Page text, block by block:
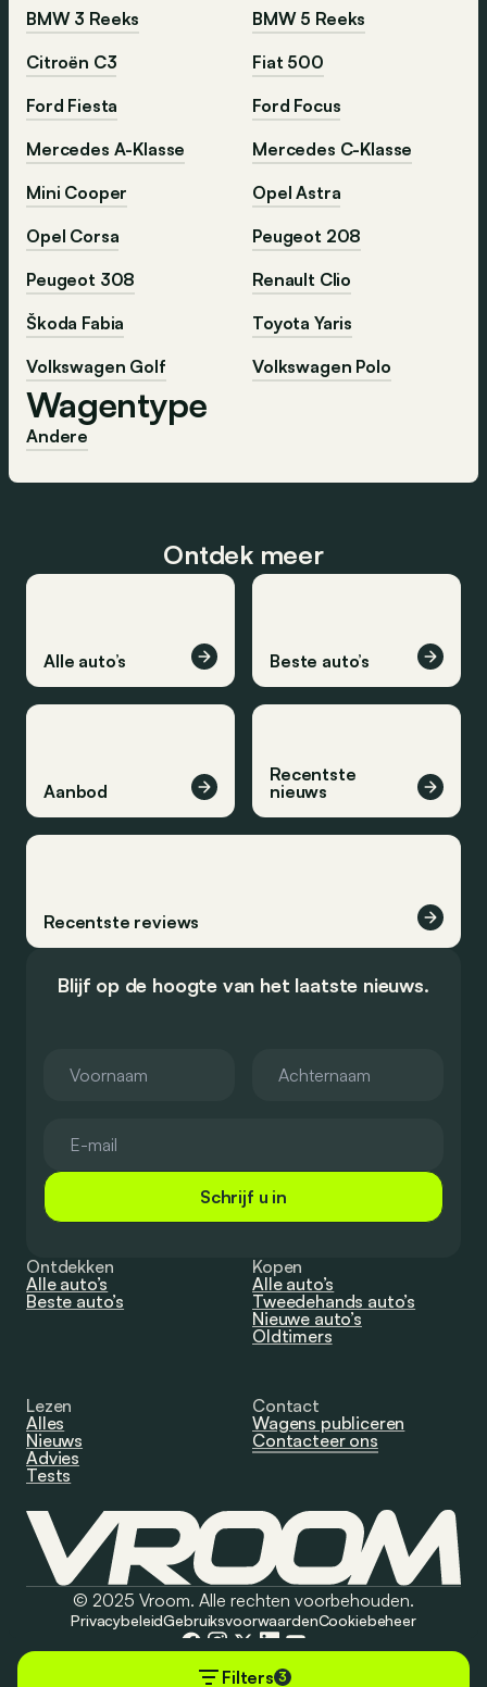
Filters 3
BMW 3 Reeks
BMW 5 Reeks
Citroën C3
Fiat 500
Ford Fiesta
Ford Focus
Mercedes A-Klasse
Mercedes C-Klasse
Mini Cooper
Opel Astra
Opel Corsa
Peugeot 208
Peugeot 308
Renault Clio
Škoda Fabia
Toyota Yaris
Volkswagen Golf
Volkswagen Polo
Wagentype
Andere
Ontdek meer
Alle auto’s Beste auto’s
Aanbod
Recentste
nieuws
Recentste reviews
Blijf op de hoogte van het laatste nieuws.
Schrijf u in
Ontdekken
Alle auto’s
Beste auto’s
Kopen
Alle auto’s
Tweedehands auto’s
Nieuwe auto’s
Oldtimers
Lezen
Alles
Nieuws
Advies
Tests
Contact
Wagens publiceren
Contacteer ons
© 2025 Vroom. Alle rechten voorbehouden.
PrivacybeleidGebruiksvoorwaardenCookiebeheer